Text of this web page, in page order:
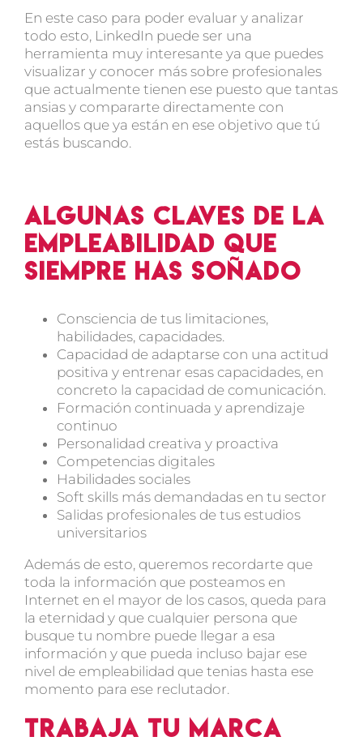
En este caso para poder evaluar y analizar
todo esto, LinkedIn puede ser una
herramienta muy interesante ya que puedes
visualizar y conocer más sobre profesionales
que actualmente tienen ese puesto que tantas
ansias y compararte directamente con
aquellos que ya están en ese objetivo que tú
estás buscando.
Algunas claves de la
empleabilidad que
siempre has soñado
Consciencia de tus limitaciones,
habilidades, capacidades.
Capacidad de adaptarse con una actitud
positiva y entrenar esas capacidades, en
concreto la capacidad de comunicación.
Formación continuada y aprendizaje
continuo
Personalidad creativa y proactiva
Competencias digitales
Habilidades sociales
Soft skills más demandadas en tu sector
Salidas profesionales de tus estudios
universitarios
Además de esto, queremos recordarte que
toda la información que posteamos en
Internet en el mayor de los casos, queda para
la eternidad y que cualquier persona que
busque tu nombre puede llegar a esa
información y que pueda incluso bajar ese
nivel de empleabilidad que tenias hasta ese
momento para ese reclutador.
Trabaja tu marca